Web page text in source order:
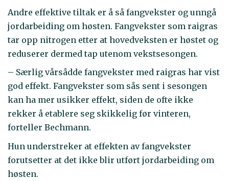
Andre effektive tiltak er å så fangvekster og unngå
jordarbeiding om høsten. Fangvekster som raigras
tar opp nitrogen etter at hovedveksten er høstet og
reduserer dermed tap utenom vekstsesongen.
– Særlig vårsådde fangvekster med raigras har vist
god effekt. Fangvekster som sås sent i sesongen
kan ha mer usikker effekt, siden de ofte ikke
rekker å etablere seg skikkelig før vinteren,
forteller Bechmann.
Hun understreker at effekten av fangvekster
forutsetter at det ikke blir utført jordarbeiding om
høsten.